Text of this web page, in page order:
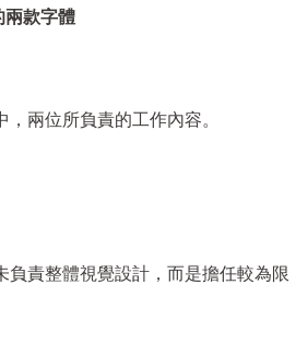
兩款字體
兩位所負責的工作內容。
負責整體視覺設計，而是擔任較為限